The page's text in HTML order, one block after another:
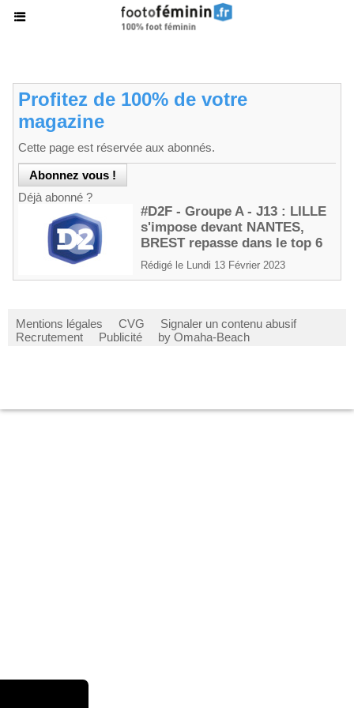
Profitez de 100% de votre
magazine
Cette page est réservée aux abonnés.
Déjà abonné ?
#D2F - Groupe A - J13 : LILLE
s'impose devant NANTES,
BREST repasse dans le top 6
Rédigé le Lundi 13 Février 2023
Mentions légales CVG
Signaler un contenu abusif
Recrutement
Publicité by Omaha-Beach